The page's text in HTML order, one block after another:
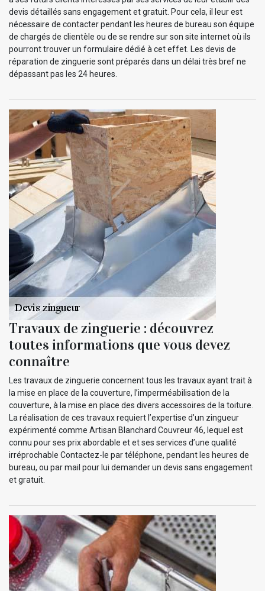
devis détaillés sans engagement et gratuit. Pour cela, il leur est
nécessaire de contacter pendant les heures de bureau son équipe
de chargés de clientèle ou de se rendre sur son site internet où ils
pourront trouver un formulaire dédié à cet effet. Les devis de
réparation de zinguerie sont préparés dans un délai très bref ne
dépassant pas les 24 heures.
Travaux de zinguerie : découvrez
toutes informations que vous devez
connaître
Les travaux de zinguerie concernent tous les travaux ayant trait à
la mise en place de la couverture, l’imperméabilisation de la
couverture, à la mise en place des divers accessoires de la toiture.
La réalisation de ces travaux requiert l’expertise d’un zingueur
expérimenté comme Artisan Blanchard Couvreur 46, lequel est
connu pour ses prix abordable et et ses services d’une qualité
irréprochable Contactez-le par téléphone, pendant les heures de
bureau, ou par mail pour lui demander un devis sans engagement
et gratuit.